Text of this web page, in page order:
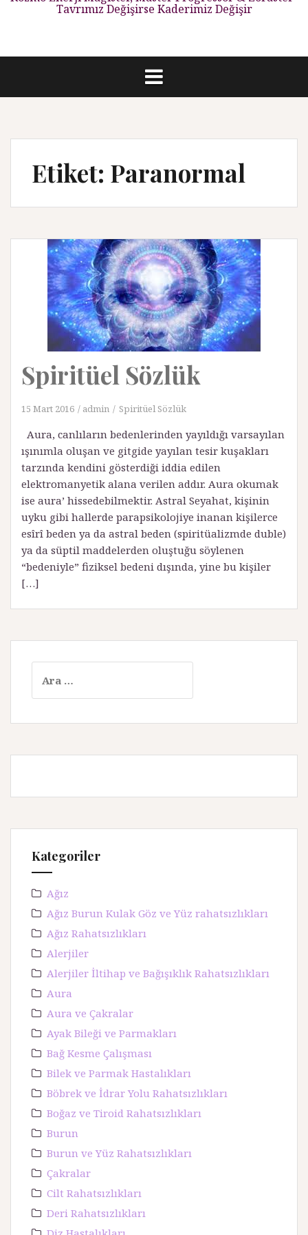
Tavrımız Değişirse Kaderimiz Değişir
Etiket: Paranormal
Spiritüel Sözlük
15 Mart 2016 admin Spiritüel Sözlük
Aura, canlıların bedenlerinden yayıldığı varsayılan
ışınımla oluşan ve gitgide yayılan tesir kuşakları
tarzında kendini gösterdiği iddia edilen
elektromanyetik alana verilen addır. Aura okumak
ise aura’ hissedebilmektir. Astral Seyahat, kişinin
uyku gibi hallerde parapsikolojiye inanan kişilerce
esîrî beden ya da astral beden (spiritüalizmde duble)
ya da süptil maddelerden oluştuğu söylenen
“bedeniyle” fiziksel bedeni dışında, yine bu kişiler
[…]
a
m
:
Kategoriler
Ağız
Ağız Burun Kulak Göz ve Yüz rahatsızlıkları
Ağız Rahatsızlıkları
Alerjiler
Alerjiler İltihap ve Bağışıklık Rahatsızlıkları
Aura
Aura ve Çakralar
Ayak Bileği ve Parmakları
Bağ Kesme Çalışması
Bilek ve Parmak Hastalıkları
Böbrek ve İdrar Yolu Rahatsızlıkları
Boğaz ve Tiroid Rahatsızlıkları
Burun
Burun ve Yüz Rahatsızlıkları
Çakralar
Cilt Rahatsızlıkları
Deri Rahatsızlıkları